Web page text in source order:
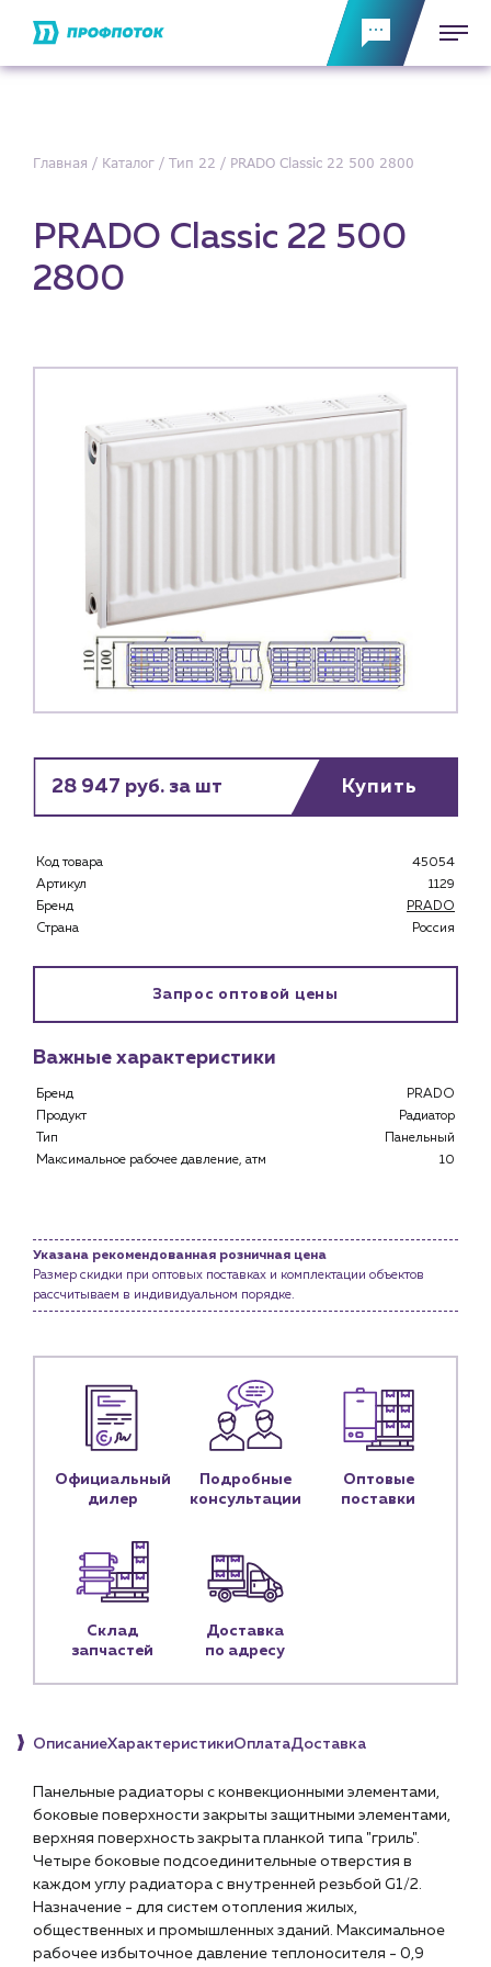
Каталог
Застройщикам
Услуги
Водоснабжение и теплоснабжение
Сервис и обслуживание инженерных систем
Портфолио
Новости
Блог
Контактные данные
Наши партнёры
Чат-бот
Пн – пт: 9:00 – 18:00
sales@profpotok.ru
г. Краснодар, ул. Российская, 63
Главная Каталог Тип 22 PRADO Classic 22 500 2800
PRADO Classic 22 500
2800
28 947 руб. за шт Купить
Код товара
45054
Артикул
1129
Бренд
PRADO
Страна
Россия
Запрос оптовой цены
Важные характеристики
Бренд
PRADO
Продукт
Радиатор
Тип
Панельный
Максимальное рабочее давление, атм
10
Указана рекомендованная розничная цена
Размер скидки при оптовых поставках и комплектации объектов
рассчитываем в индивидуальном порядке.
Официальный
дилер
Подробные
консультации
Оптовые
поставки
Склад
запчастей
Доставка
по адресу
ОписаниеХарактеристикиОплатаДоставка
Панельные радиаторы с конвекционными элементами,
боковые поверхности закрыты защитными элементами,
верхняя поверхность закрыта планкой типа "гриль".
Четыре боковые подсоединительные отверстия в
каждом углу радиатора с внутренней резьбой G1/2.
Назначение - для систем отопления жилых,
общественных и промышленных зданий. Максимальное
рабочее избыточное давление теплоносителя - 0,9